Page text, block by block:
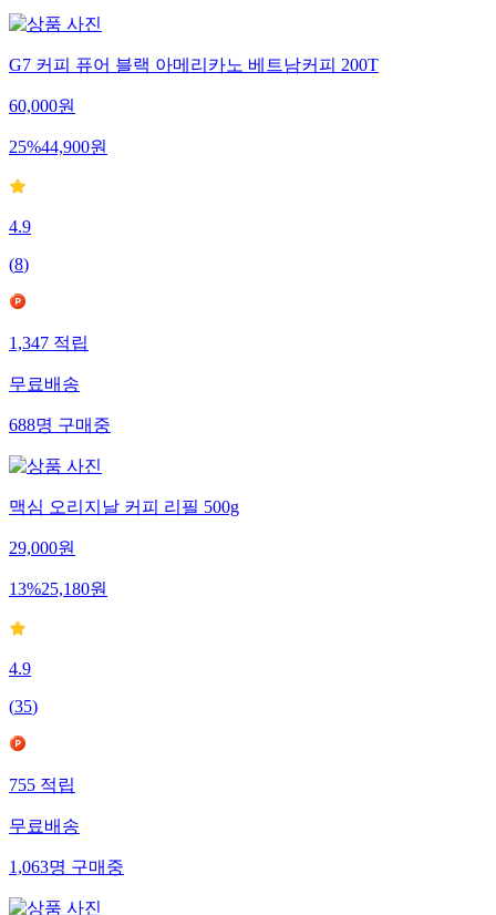
G7 커피 퓨어 블랙 아메리카노 베트남커피 200T
60,000원
25%44,900원
4.9
(8)
1,347 적립
무료배송
688명 구매중
맥심 오리지날 커피 리필 500g
29,000원
13%25,180원
4.9
(35)
755 적립
무료배송
1,063명 구매중